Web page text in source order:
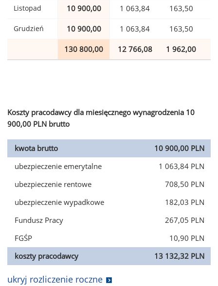
Listopad 10 900,00 1 063,84 163,50
Grudzień 10 900,00 1 063,84 163,50
130 800,00 12 766,08 1 962,00
Koszty pracodawcy dla miesięcznego wynagrodzenia 10
900,00 PLN brutto
kwota brutto
10 900,00 PLN
ubezpieczenie emerytalne
1 063,84 PLN
ubezpieczenie rentowe
708,50 PLN
ubezpieczenie wypadkowe
182,03 PLN
Fundusz Pracy
267,05 PLN
FGŚP
10,90 PLN
koszty pracodawcy
13 132,32 PLN
ukryj rozliczenie roczne